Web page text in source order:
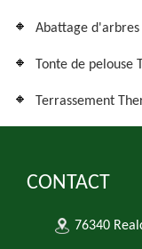
Abattage
Tonte de
Terrassement
CONTACT
76340